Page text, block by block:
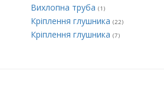
Вихлопна труба (1)
Кріплення глушника (22)
Кріплення глушника (7)